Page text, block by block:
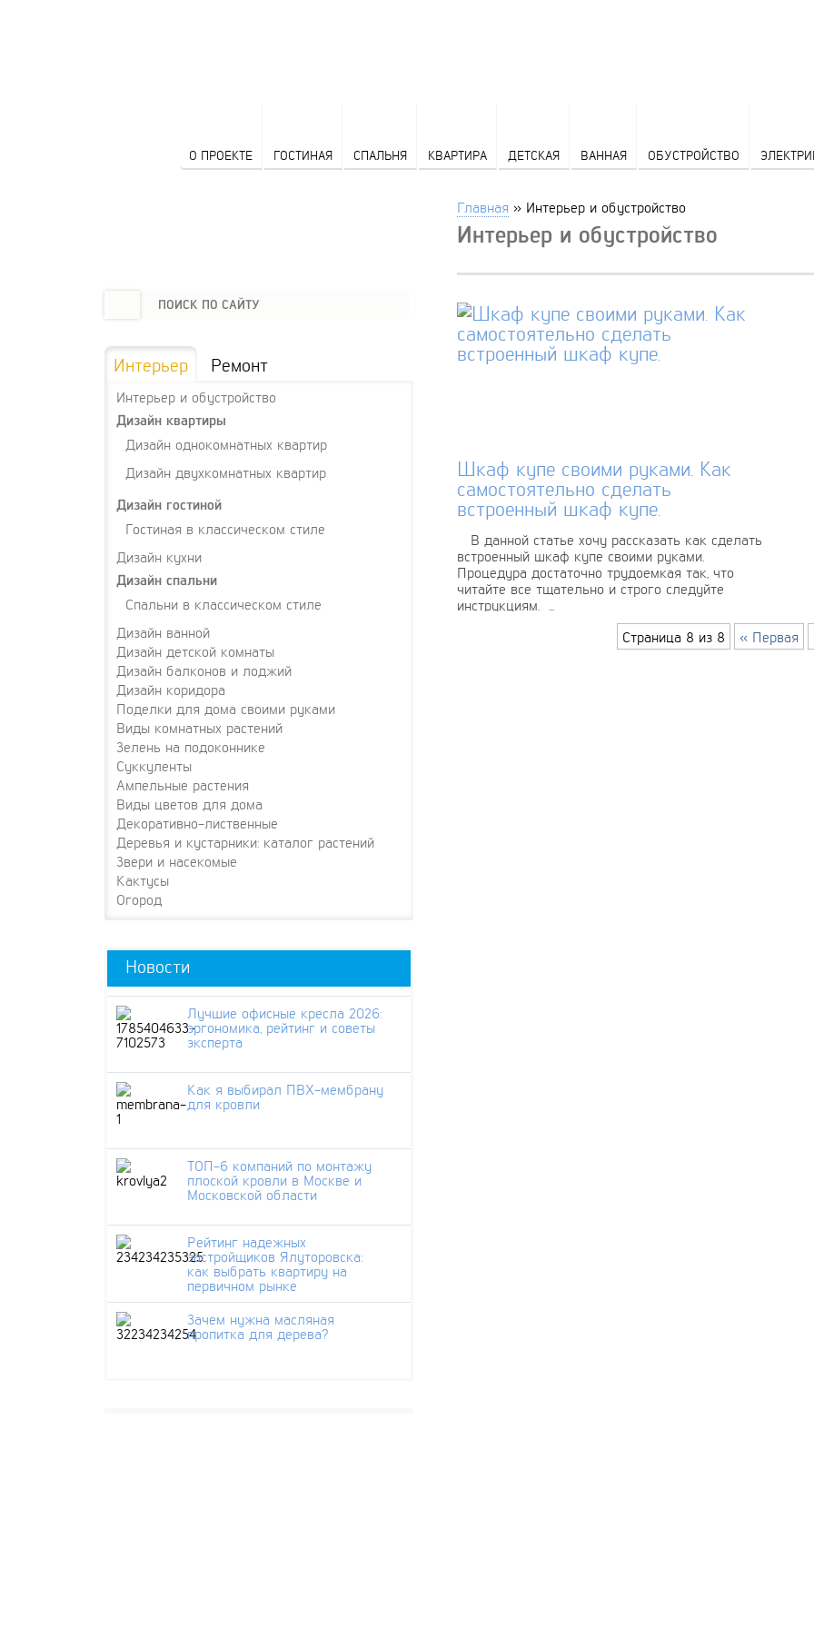
О ПРОЕКТЕ ГОСТИНАЯ СПАЛЬНЯ КВАРТИРА ДЕТСКАЯ ВАННАЯ ОБУСТРОЙСТВО
Интерьер Ремонт
Интерьер и обустройство
Дизайн квартиры
Дизайн однокомнатных квартир
Дизайн двухкомнатных квартир
Дизайн гостиной
Гостиная в классическом стиле
Дизайн кухни
Дизайн спальни
Спальни в классическом стиле
Дизайн ванной
Дизайн детской комнаты
Дизайн балконов и лоджий
Дизайн коридора
Поделки для дома своими руками
Виды комнатных растений
Зелень на подоконнике
Суккуленты
Ампельные растения
Виды цветов для дома
Декоративно-лиственные
Деревья и кустарники: каталог растений
Звери и насекомые
Кактусы
Огород
Новости
Лучшие офисные кресла 2026:
эргономика, рейтинг и советы
эксперта
Как я выбирал ПВХ-мембрану
для кровли
ТОП-6 компаний по монтажу
плоской кровли в Москве и
Московской области
Рейтинг надежных
застройщиков Ялуторовска:
как выбрать квартиру на
первичном рынке
Зачем нужна масляная
пропитка для дерева?
Главная » Интерьер и обустройство
Интерьер и обустройство
Шкаф купе своими руками. Как
самостоятельно сделать
встроенный шкаф купе.
В данной статье хочу рассказать как сделать
встроенный шкаф купе своими руками.
Процедура достаточно трудоемкая так, что
читайте все тщательно и строго следуйте
инструкциям. ...
Страница 8 из 8
« Первая